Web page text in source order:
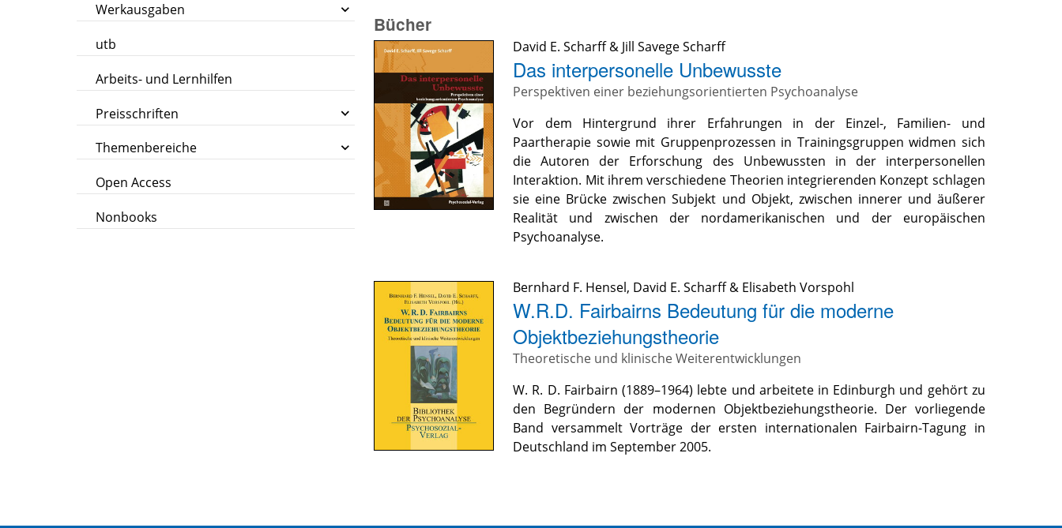
Werkausgaben
utb
Arbeits- und Lernhilfen
Preisschriften
Themenbereiche
Open Access
Nonbooks
Bücher
David E. Scharff& Jill Savege Scharff
Das interpersonelle Unbewusste
Perspektiven einer beziehungsorientierten Psychoanalyse
Vor dem Hintergrund ihrer Erfahrungen in der Einzel-, Familien- und
Paartherapie sowie mit Gruppenprozessen in Trainingsgruppen widmen sich
die Autoren der Erforschung des Unbewussten in der interpersonellen
Interaktion. Mit ihrem verschiedene Theorien integrierenden Konzept schlagen
sie eine Brücke zwischen Subjekt und Objekt, zwischen innerer und äußerer
Realität und zwischen der nordamerikanischen und der europäischen
Psychoanalyse.
Bernhard F. Hensel, David E. Scharff& Elisabeth Vorspohl
W.R.D. Fairbairns Bedeutung für die moderne
Objektbeziehungstheorie
Theoretische und klinische Weiterentwicklungen
W. R. D. Fairbairn (1889–1964) lebte und arbeitete in Edinburgh und gehört zu
den Begründern der modernen Objektbeziehungstheorie. Der vorliegende
Band versammelt Vorträge der ersten internationalen Fairbairn-Tagung in
Deutschland im September 2005.